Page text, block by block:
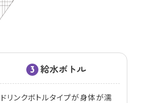
3 給水ボトル
ドリンクボトルタイプが身体が濡